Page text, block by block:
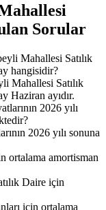
Sorular
Mahallesi Satılık
hangisidir?
Mahallesi Satılık
Haziran ayıdır.
2026 yılı
2026 yılı sonuna
ortalama amortisman
Daire için
için ortalama